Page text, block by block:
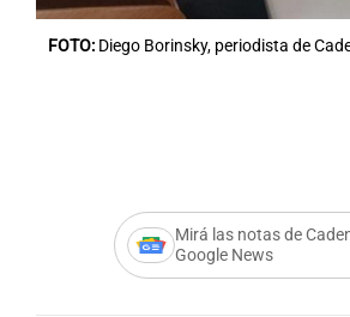
FOTO: Diego Borinsky, periodista de
Mirá las notas de
Google News